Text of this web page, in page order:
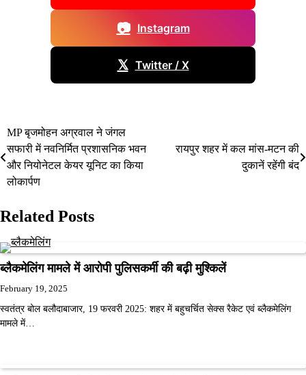
📷 Instagram
𝕏 Twitter / X
Post
navigation
MP बृजमोहन अग्रवाल ने जंगल
सफारी में नवनिर्मित प्रशासनिक भवन
और नियोनेटल केयर यूनिट का किया
लोकार्पण
रायपुर शहर में कल मांस-मटन की
दुकानें रहेंगी बंद
Related Posts
ब्लैकमेलिंग मामले में आरोपी पुलिसकर्मी की बढ़ी मुश्किलें
February 19, 2025
स्वतंत्र बोल बलौदाबाजार, 19 फरवरी 2025: शहर में बहुचर्चित सेक्स रैकेट एवं ब्लैकमेलिंग
मामले में…